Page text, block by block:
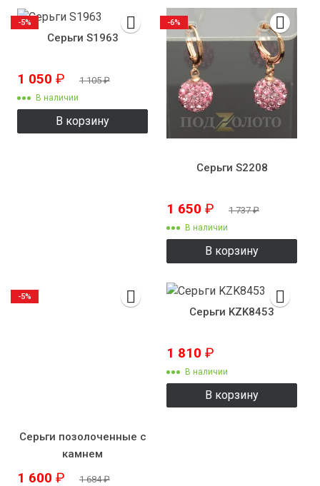
Серьги S1963
1 050 ₽ 1 105₽
В наличии
В корзину
-5%
Серьги S2208
1 650 ₽ 1 737₽
В наличии
В корзину
-6%
Серьги позолоченные с
камнем
1 600 ₽ 1 684₽
-5%
Серьги KZK8453
1 810 ₽
В наличии
В корзину